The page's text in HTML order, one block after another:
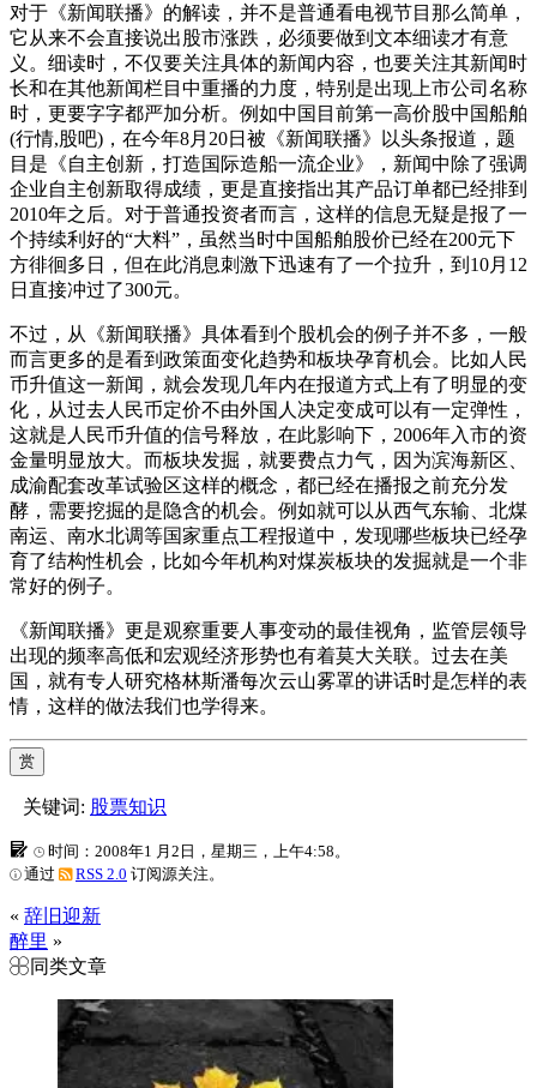
对于《新闻联播》的解读，并不是普通看电视节目那么简单，
它从来不会直接说出股市涨跌，必须要做到文本细读才有意
义。细读时，不仅要关注具体的新闻内容，也要关注其新闻时
长和在其他新闻栏目中重播的力度，特别是出现上市公司名称
时，更要字字都严加分析。例如中国目前第一高价股中国船舶
(行情,股吧)，在今年8月20日被《新闻联播》以头条报道，题
目是《自主创新，打造国际造船一流企业》，新闻中除了强调
企业自主创新取得成绩，更是直接指出其产品订单都已经排到
2010年之后。对于普通投资者而言，这样的信息无疑是报了一
个持续利好的“大料”，虽然当时中国船舶股价已经在200元下
方徘徊多日，但在此消息刺激下迅速有了一个拉升，到10月12
日直接冲过了300元。
不过，从《新闻联播》具体看到个股机会的例子并不多，一般
而言更多的是看到政策面变化趋势和板块孕育机会。比如人民
币升值这一新闻，就会发现几年内在报道方式上有了明显的变
化，从过去人民币定价不由外国人决定变成可以有一定弹性，
这就是人民币升值的信号释放，在此影响下，2006年入市的资
金量明显放大。而板块发掘，就要费点力气，因为滨海新区、
成渝配套改革试验区这样的概念，都已经在播报之前充分发
酵，需要挖掘的是隐含的机会。例如就可以从西气东输、北煤
南运、南水北调等国家重点工程报道中，发现哪些板块已经孕
育了结构性机会，比如今年机构对煤炭板块的发掘就是一个非
常好的例子。
《新闻联播》更是观察重要人事变动的最佳视角，监管层领导
出现的频率高低和宏观经济形势也有着莫大关联。过去在美
国，就有专人研究格林斯潘每次云山雾罩的讲话时是怎样的表
情，这样的做法我们也学得来。
赏
关键词: 股票知识
时间：2008年1 月2日，星期三，上午4:58。
通过
RSS 2.0 订阅源关注。
« 辞旧迎新
醉里 »
同类文章